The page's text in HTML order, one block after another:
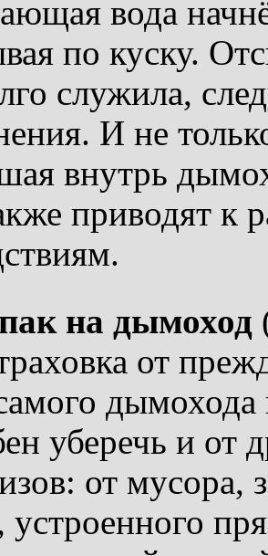
вода
по куску.
служила,
И не
внутрь
приводят к
на дымоход
от
уберечь и от
от мусора,
устроенного